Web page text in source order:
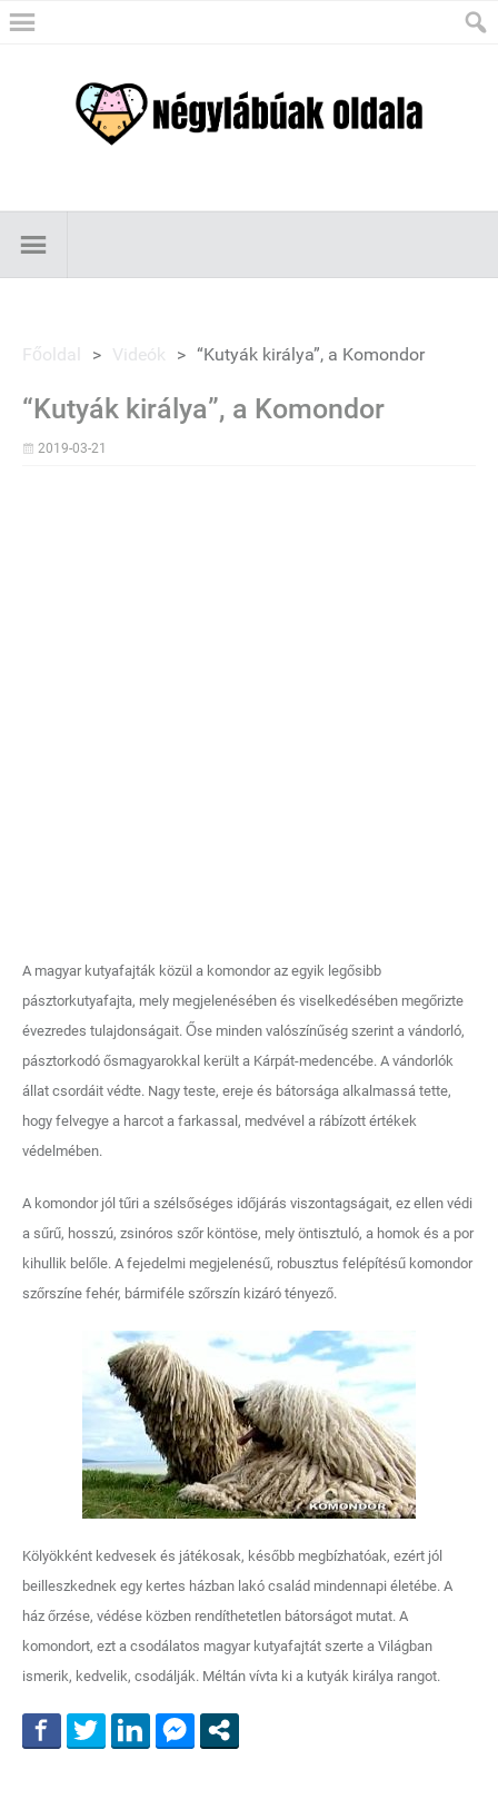
Főoldal > Videók > “Kutyák királya”, a Komondor
“Kutyák királya”, a Komondor
2019-03-21
A magyar kutyafajták közül a komondor az egyik legősibb
pásztorkutyafajta, mely megjelenésében és viselkedésében megőrizte
évezredes tulajdonságait. Őse minden valószínűség szerint a vándorló,
pásztorkodó ősmagyarokkal került a Kárpát-medencébe. A vándorlók
állat csordáit védte. Nagy teste, ereje és bátorsága alkalmassá tette,
hogy felvegye a harcot a farkassal, medvével a rábízott értékek
védelmében.
A komondor jól tűri a szélsőséges időjárás viszontagságait, ez ellen védi
a sűrű, hosszú, zsinóros szőr köntöse, mely öntisztuló, a homok és a por
kihullik belőle. A fejedelmi megjelenésű, robusztus felépítésű komondor
szőrszíne fehér, bármiféle szőrszín kizáró tényező.
Kölyökként kedvesek és játékosak, később megbízhatóak, ezért jól
beilleszkednek egy kertes házban lakó család mindennapi életébe. A
ház őrzése, védése közben rendíthetetlen bátorságot mutat. A
komondort, ezt a csodálatos magyar kutyafajtát szerte a Világban
ismerik, kedvelik, csodálják. Méltán vívta ki a kutyák királya rangot.